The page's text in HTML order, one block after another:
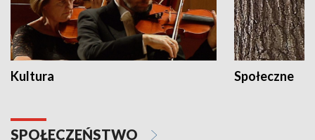
Kultura Społeczne
SPOŁECZEŃSTWO